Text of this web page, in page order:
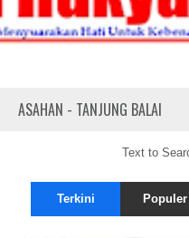
ASAHAN - TANJUNG BALAI
Terkini Populer